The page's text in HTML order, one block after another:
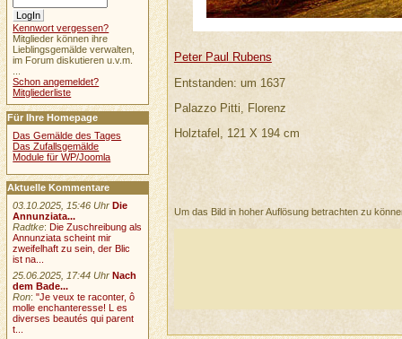
Peter Paul Rubens
Entstanden: um 1637
Palazzo Pitti, Florenz
Holztafel, 121 X 194 cm
Um das Bild in hoher Auflösung betrachten zu
Kennwort vergessen?
Mitglieder können ihre
Lieblingsgemälde verwalten,
im Forum diskutieren u.v.m.
Schon angemeldet?
Mitgliederliste
Für Ihre Homepage
Das Gemälde des Tages
Das Zufallsgemälde
Module für WP/Joomla
Aktuelle Kommentare
03.10.2025, 15:46 Uhr Die
Annunziata...
Radtke: Die Zuschreibung als
Annunziata scheint mir
zweifelhaft zu sein, der Blic
ist na...
25.06.2025, 17:44 Uhr Nach
dem Bade...
Ron:"Je veux te raconter, ô
molle enchanteresse! L es
diverses beautés qui parent
t...